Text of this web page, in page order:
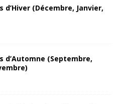
d’Hiver (Décembre, Janvier,
d’Automne (Septembre,